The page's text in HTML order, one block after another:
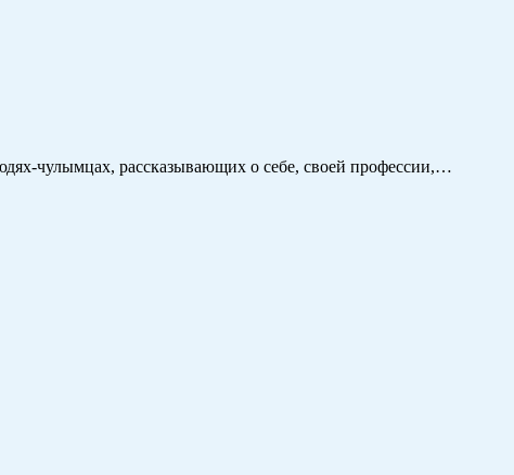
чулымцах, рассказывающих о себе, своей профессии,…